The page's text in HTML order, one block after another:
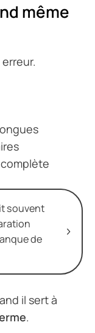
même
souvent
de
il sert à
.